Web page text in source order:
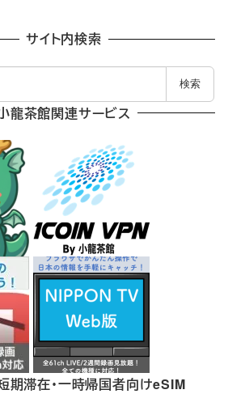
サイト内検索
検索
龍茶館関連サービス
期滞在・一時帰国者向けeSIM